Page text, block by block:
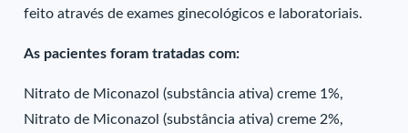
feito através de exames ginecológicos e laboratoriais.
As pacientes foram tratadas com:
Nitrato de Miconazol (substância ativa) creme 1%,
Nitrato de Miconazol (substância ativa) creme 2%,